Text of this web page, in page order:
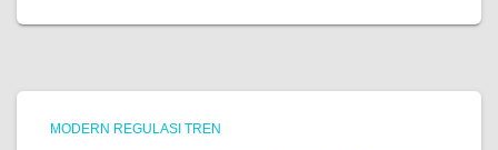
MODERN REGULASI TREN